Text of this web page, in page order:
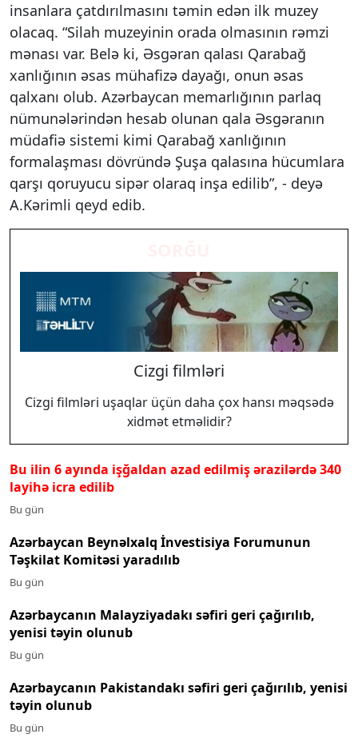
insanlara çatdırılmasını təmin edən ilk muzey
olacaq. “Silah muzeyinin orada olmasının rəmzi
mənası var. Belə ki, Əsgəran qalası Qarabağ
xanlığının əsas mühafizə dayağı, onun əsas
qalxanı olub. Azərbaycan memarlığının parlaq
nümunələrindən hesab olunan qala Əsgəranın
müdafiə sistemi kimi Qarabağ xanlığının
formalaşması dövründə Şuşa qalasına hücumlara
qarşı qoruyucu sipər olaraq inşa edilib”, - deyə
A.Kərimli qeyd edib.
Cizgi filmləri
Cizgi filmləri uşaqlar üçün daha çox hansı məqsədə
xidmət etməlidir?
Bu ilin 6 ayında işğaldan azad edilmiş ərazilərdə 340
layihə icra edilib
Bu gün
Azərbaycan Beynəlxalq İnvestisiya Forumunun
Təşkilat Komitəsi yaradılıb
Bu gün
Azərbaycanın Malayziyadakı səfiri geri çağırılıb,
yenisi təyin olunub
Bu gün
Azərbaycanın Pakistandakı səfiri geri çağırılıb, yenisi
təyin olunub
Bu gün